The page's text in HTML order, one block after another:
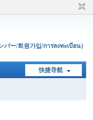
バー/회원가입/การลงทะเบียน）
快捷导航